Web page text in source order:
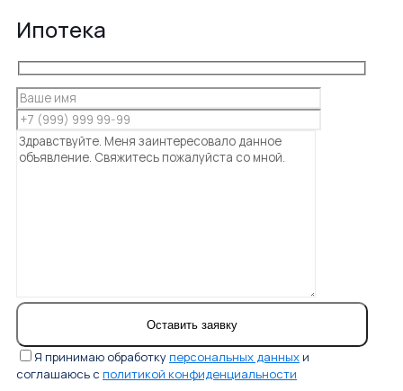
Ипотека
Я принимаю обработкуперсональных данных и
соглашаюсь с политикой конфиденциальности